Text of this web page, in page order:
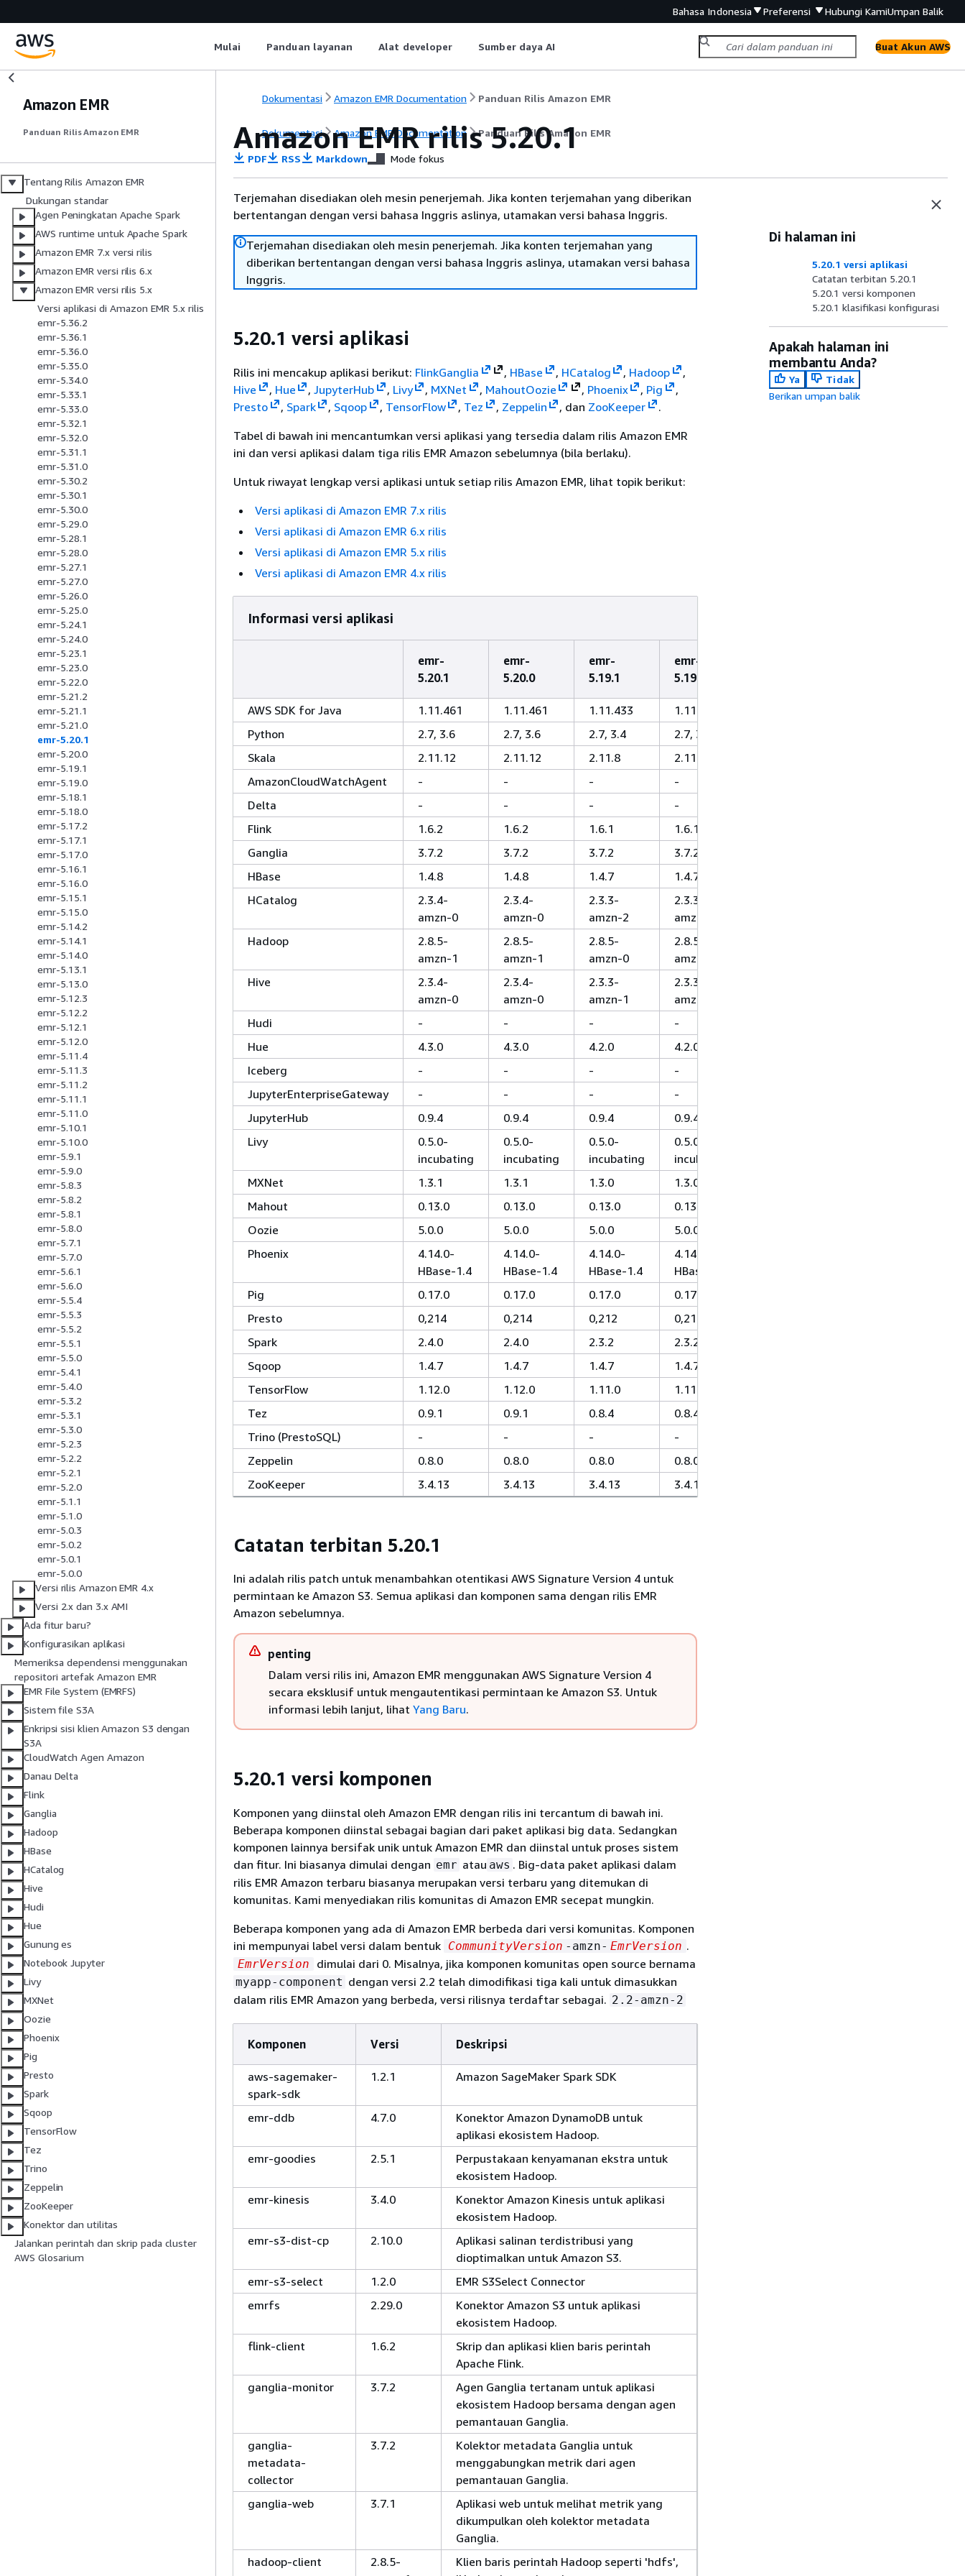
Bahasa Indonesia Preferensi Hubungi KamiUmpan Balik
Mulai Panduan layanan Alat developer Sumber daya AI Buat Akun AWS
Amazon EMR
Panduan Rilis Amazon EMR
Tentang Rilis Amazon EMR
Dukungan standar
Agen Peningkatan Apache Spark
AWS runtime untuk Apache Spark
Amazon EMR 7.x versi rilis
Amazon EMR versi rilis 6.x
Amazon EMR versi rilis 5.x
Versi aplikasi di Amazon EMR 5.x rilis
emr-5.36.2
emr-5.36.1
emr-5.36.0
emr-5.35.0
emr-5.34.0
emr-5.33.1
emr-5.33.0
emr-5.32.1
emr-5.32.0
emr-5.31.1
emr-5.31.0
emr-5.30.2
emr-5.30.1
emr-5.30.0
emr-5.29.0
emr-5.28.1
emr-5.28.0
emr-5.27.1
emr-5.27.0
emr-5.26.0
emr-5.25.0
emr-5.24.1
emr-5.24.0
emr-5.23.1
emr-5.23.0
emr-5.22.0
emr-5.21.2
emr-5.21.1
emr-5.21.0
emr-5.20.1
emr-5.20.0
emr-5.19.1
emr-5.19.0
emr-5.18.1
emr-5.18.0
emr-5.17.2
emr-5.17.1
emr-5.17.0
emr-5.16.1
emr-5.16.0
emr-5.15.1
emr-5.15.0
emr-5.14.2
emr-5.14.1
emr-5.14.0
emr-5.13.1
emr-5.13.0
emr-5.12.3
emr-5.12.2
emr-5.12.1
emr-5.12.0
emr-5.11.4
emr-5.11.3
emr-5.11.2
emr-5.11.1
emr-5.11.0
emr-5.10.1
emr-5.10.0
emr-5.9.1
emr-5.9.0
emr-5.8.3
emr-5.8.2
emr-5.8.1
emr-5.8.0
emr-5.7.1
emr-5.7.0
emr-5.6.1
emr-5.6.0
emr-5.5.4
emr-5.5.3
emr-5.5.2
emr-5.5.1
emr-5.5.0
emr-5.4.1
emr-5.4.0
emr-5.3.2
emr-5.3.1
emr-5.3.0
emr-5.2.3
emr-5.2.2
emr-5.2.1
emr-5.2.0
emr-5.1.1
emr-5.1.0
emr-5.0.3
emr-5.0.2
emr-5.0.1
emr-5.0.0
Versi rilis Amazon EMR 4.x
Versi 2.x dan 3.x AMI
Ada fitur baru?
Konfigurasikan aplikasi
Memeriksa dependensi menggunakan
repositori artefak Amazon EMR
EMR File System (EMRFS)
Sistem file S3A
Enkripsi sisi klien Amazon S3 dengan
S3A
CloudWatch Agen Amazon
Danau Delta
Flink
Ganglia
Hadoop
HBase
HCatalog
Hive
Hudi
Hue
Gunung es
Notebook Jupyter
Livy
MXNet
Oozie
Phoenix
Pig
Presto
Spark
Sqoop
TensorFlow
Tez
Trino
Zeppelin
ZooKeeper
Konektor dan utilitas
Jalankan perintah dan skrip pada cluster
AWS Glosarium
Dokumentasi Amazon EMR Documentation Panduan Rilis Amazon EMR
Dokumentasi Amazon EMR Documentation Panduan Rilis Amazon EMR
Amazon EMR rilis 5.20.1
PDF RSS Markdown Mode fokus
Terjemahan disediakan oleh mesin penerjemah. Jika konten terjemahan yang diberikan
bertentangan dengan versi bahasa Inggris aslinya, utamakan versi bahasa Inggris.
Terjemahan disediakan oleh mesin penerjemah. Jika konten terjemahan yang
diberikan bertentangan dengan versi bahasa Inggris aslinya, utamakan versi bahasa
Inggris.
5.20.1 versi aplikasi
Rilis ini mencakup aplikasi berikut: FlinkGanglia , HBase , HCatalog , Hadoop
,
Hive
, Hue , JupyterHub , Livy , MXNet , MahoutOozie , Phoenix , Pig
,
Presto
, Spark , Sqoop , TensorFlow , Tez , Zeppelin , dan ZooKeeper
.
Tabel di bawah ini mencantumkan versi aplikasi yang tersedia dalam rilis Amazon EMR
ini dan versi aplikasi dalam tiga rilis EMR Amazon sebelumnya (bila berlaku).
Untuk riwayat lengkap versi aplikasi untuk setiap rilis Amazon EMR, lihat topik berikut:
Versi aplikasi di Amazon EMR 7.x rilis
Versi aplikasi di Amazon EMR 6.x rilis
Versi aplikasi di Amazon EMR 5.x rilis
Versi aplikasi di Amazon EMR 4.x rilis
Informasi versi aplikasi
emr-
5.20.1
emr-
5.20.0
emr-
5.19.1
emr-
5.19.0
AWS SDK for Java 1.11.461 1.11.461 1.11.433
1.11.433
Python
2.7, 3.6 2.7, 3.6 2.7, 3.4
2.7, 3.4
Skala
2.11.12 2.11.12 2.11.8
2.11.8
AmazonCloudWatchAgent
- - -
-
Delta
- - -
-
Flink
1.6.2 1.6.2 1.6.1
1.6.1
Ganglia
3.7.2 3.7.2 3.7.2
3.7.2
HBase
1.4.8 1.4.8 1.4.7
1.4.7
HCatalog
2.3.4-
amzn-0
2.3.4-
amzn-0
2.3.3-
amzn-2
2.3.3-
amzn-2
Hadoop
2.8.5-
amzn-1
2.8.5-
amzn-1
2.8.5-
amzn-0
2.8.5-
amzn-0
Hive
2.3.4-
amzn-0
2.3.4-
amzn-0
2.3.3-
amzn-1
2.3.3-
amzn-1
Hudi
- - -
-
Hue
4.3.0 4.3.0 4.2.0
4.2.0
Iceberg
- - -
-
JupyterEnterpriseGateway
- - -
-
JupyterHub
0.9.4 0.9.4 0.9.4
0.9.4
Livy
0.5.0-
incubating
0.5.0-
incubating
0.5.0-
incubating
0.5.0-
incubating
MXNet
1.3.1 1.3.1 1.3.0
1.3.0
Mahout
0.13.0 0.13.0 0.13.0
0.13.0
Oozie
5.0.0 5.0.0 5.0.0
5.0.0
Phoenix
4.14.0-
HBase-1.4
4.14.0-
HBase-1.4
4.14.0-
HBase-1.4
4.14.0-
HBase-1.4
Pig
0.17.0 0.17.0 0.17.0
0.17.0
Presto
0,214 0,214 0,212
0,212
Spark
2.4.0 2.4.0 2.3.2
2.3.2
Sqoop
1.4.7 1.4.7 1.4.7
1.4.7
TensorFlow
1.12.0 1.12.0 1.11.0
1.11.0
Tez
0.9.1 0.9.1 0.8.4
0.8.4
Trino (PrestoSQL)
- - -
-
Zeppelin
0.8.0 0.8.0 0.8.0
0.8.0
ZooKeeper
3.4.13 3.4.13 3.4.13 3.4.13
Catatan terbitan 5.20.1
Ini adalah rilis patch untuk menambahkan otentikasi AWS Signature Version 4 untuk
permintaan ke Amazon S3. Semua aplikasi dan komponen sama dengan rilis EMR
Amazon sebelumnya.
penting
Dalam versi rilis ini, Amazon EMR menggunakan AWS Signature Version 4
secara eksklusif untuk mengautentikasi permintaan ke Amazon S3. Untuk
informasi lebih lanjut, lihat Yang Baru.
5.20.1 versi komponen
Komponen yang diinstal oleh Amazon EMR dengan rilis ini tercantum di bawah ini.
Beberapa komponen diinstal sebagai bagian dari paket aplikasi big data. Sedangkan
komponen lainnya bersifak unik untuk Amazon EMR dan diinstal untuk proses sistem
dan fitur. Ini biasanya dimulai dengan emr atau aws . Big-data paket aplikasi dalam
rilis EMR Amazon terbaru biasanya merupakan versi terbaru yang ditemukan di
komunitas. Kami menyediakan rilis komunitas di Amazon EMR secepat mungkin.
Beberapa komponen yang ada di Amazon EMR berbeda dari versi komunitas. Komponen
ini mempunyai label versi dalam bentuk CommunityVersion -amzn- EmrVersion .
EmrVersion dimulai dari 0. Misalnya, jika komponen komunitas open source bernama
myapp-component dengan versi 2.2 telah dimodifikasi tiga kali untuk dimasukkan
dalam rilis EMR Amazon yang berbeda, versi rilisnya terdaftar sebagai. 2.2-amzn-2
Komponen Versi Deskripsi
aws-sagemaker-
spark-sdk
1.2.1 Amazon SageMaker Spark SDK
emr-ddb 4.7.0
Konektor Amazon DynamoDB untuk
aplikasi ekosistem Hadoop.
emr-goodies
2.5.1
Perpustakaan kenyamanan ekstra untuk
ekosistem Hadoop.
emr-kinesis
3.4.0
Konektor Amazon Kinesis untuk aplikasi
ekosistem Hadoop.
emr-s3-dist-cp
2.10.0
Aplikasi salinan terdistribusi yang
dioptimalkan untuk Amazon S3.
emr-s3-select
1.2.0
EMR S3Select Connector
emrfs
2.29.0
Konektor Amazon S3 untuk aplikasi
ekosistem Hadoop.
flink-client
1.6.2
Skrip dan aplikasi klien baris perintah
Apache Flink.
ganglia-monitor
3.7.2
Agen Ganglia tertanam untuk aplikasi
ekosistem Hadoop bersama dengan agen
pemantauan Ganglia.
ganglia-
metadata-
collector
3.7.2
Kolektor metadata Ganglia untuk
menggabungkan metrik dari agen
pemantauan Ganglia.
ganglia-web
3.7.1
Aplikasi web untuk melihat metrik yang
dikumpulkan oleh kolektor metadata
Ganglia.
hadoop-client
2.8.5-
Klien baris perintah Hadoop seperti 'hdfs',
Di halaman ini
5.20.1 versi aplikasi
Catatan terbitan 5.20.1
5.20.1 versi komponen
5.20.1 klasifikasi konfigurasi
Apakah halaman ini
membantu Anda?
Ya
Tidak
Berikan umpan balik